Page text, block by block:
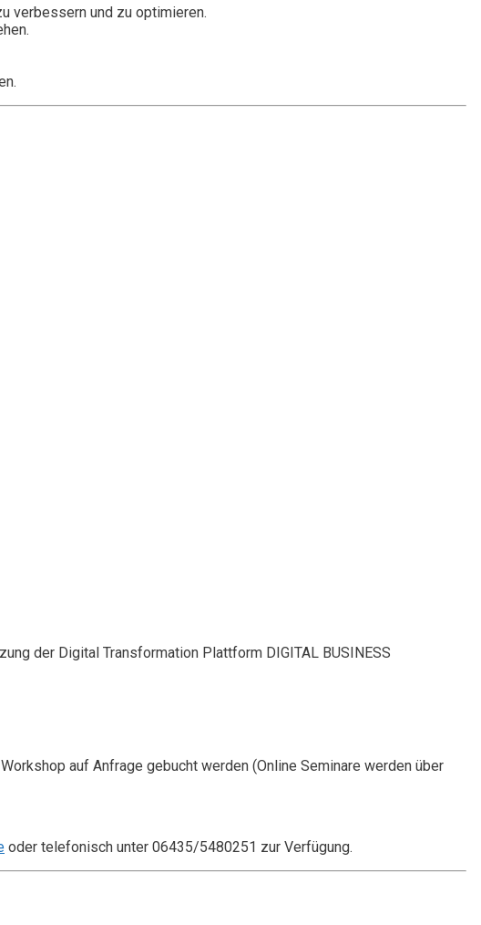
verbessern und zu optimieren.
der Digital Transformation Plattform DIGITAL BUSINESS
auf Anfrage gebucht werden (Online Seminare werden über
oder telefonisch unter 06435/5480251 zur Verfügung.